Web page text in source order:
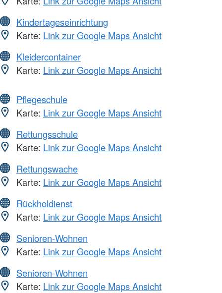
Kindertageseinrichtung
Karte: Link zur Google Maps Ansicht
Kleidercontainer
Karte: Link zur Google Maps Ansicht
Pflegeschule
Karte: Link zur Google Maps Ansicht
Rettungsschule
Karte: Link zur Google Maps Ansicht
Rettungswache
Karte: Link zur Google Maps Ansicht
Rückholdienst
Karte: Link zur Google Maps Ansicht
Senioren-Wohnen
Karte: Link zur Google Maps Ansicht
Senioren-Wohnen
Karte: Link zur Google Maps Ansicht